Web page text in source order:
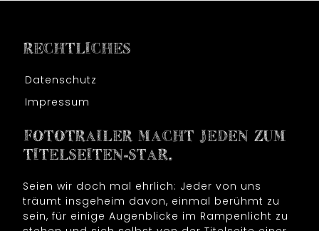
RECHTLICHES
Datenschutz
Impressum
FOTOTRAILER MACHT JEDEN ZUM
TITELSEITEN-STAR.
Seien wir doch mal ehrlich: Jeder von uns
träumt insgeheim davon, einmal berühmt zu
sein, für einige Augenblicke im Rampenlicht zu